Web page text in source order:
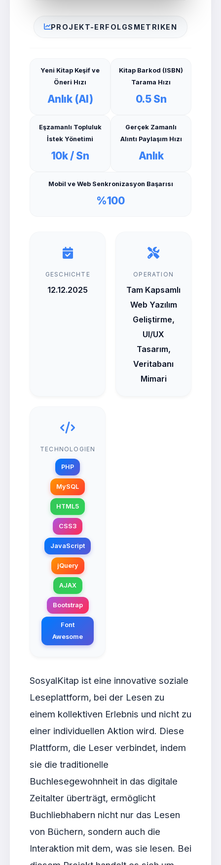
PROJEKT-ERFOLGSMETRIKEN
Yeni Kitap Keşif ve
Öneri Hızı
Anlık (AI)
Kitap Barkod (ISBN)
Tarama Hızı
0.5 Sn
Eşzamanlı Topluluk
İstek Yönetimi
10k / Sn
Gerçek Zamanlı
Alıntı Paylaşım Hızı
Anlık
Mobil ve Web Senkronizasyon Başarısı
%100
GESCHICHTE
12.12.2025
OPERATION
Tam Kapsamlı
Web Yazılım
Geliştirme,
UI/UX
Tasarım,
Veritabanı
Mimari
TECHNOLOGIEN
PHP
MySQL
HTML5
CSS3
JavaScript
jQuery
AJAX
Bootstrap
Font
Awesome
SosyalKitap ist eine innovative soziale
Leseplattform, bei der Lesen zu
einem kollektiven Erlebnis und nicht zu
einer individuellen Aktion wird. Diese
Plattform, die Leser verbindet, indem
sie die traditionelle
Buchlesegewohnheit in das digitale
Zeitalter überträgt, ermöglicht
Buchliebhabern nicht nur das Lesen
von Büchern, sondern auch die
Interaktion mit dem, was sie lesen. Bei